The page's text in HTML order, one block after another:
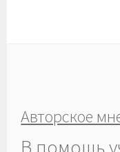
Авторское